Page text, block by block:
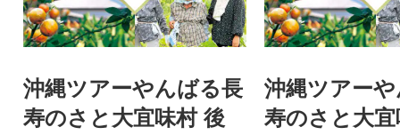
沖縄ツアーやんばる長
寿のさと大宜味村 後
沖縄ツアー
寿のさと大